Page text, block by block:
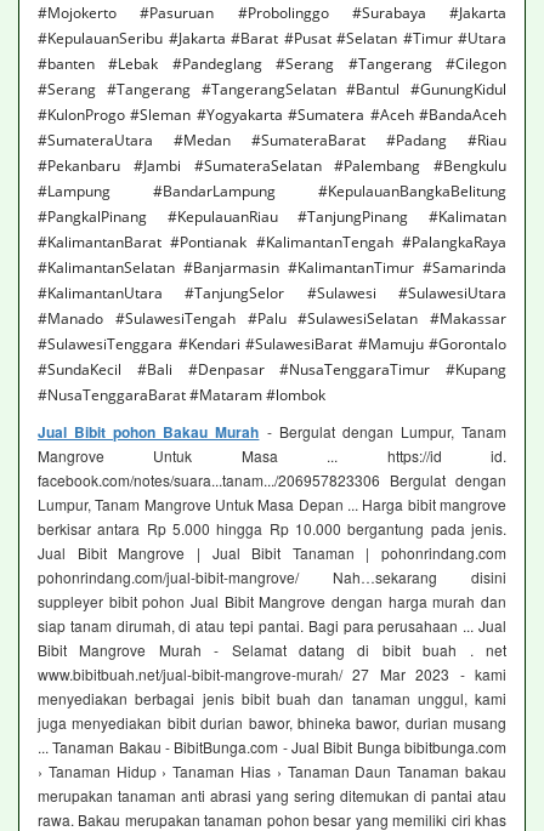
#Mojokerto #Pasuruan #Probolinggo #Surabaya #Jakarta
#KepulauanSeribu #Jakarta #Barat #Pusat #Selatan #Timur #Utara
#banten #Lebak #Pandeglang #Serang #Tangerang #Cilegon
#Serang #Tangerang #TangerangSelatan #Bantul #GunungKidul
#KulonProgo #Sleman #Yogyakarta #Sumatera #Aceh #BandaAceh
#SumateraUtara #Medan #SumateraBarat #Padang #Riau
#Pekanbaru #Jambi #SumateraSelatan #Palembang #Bengkulu
#Lampung #BandarLampung #KepulauanBangkaBelitung
#PangkalPinang #KepulauanRiau #TanjungPinang #Kalimatan
#KalimantanBarat #Pontianak #KalimantanTengah #PalangkaRaya
#KalimantanSelatan #Banjarmasin #KalimantanTimur #Samarinda
#KalimantanUtara #TanjungSelor #Sulawesi #SulawesiUtara
#Manado #SulawesiTengah #Palu #SulawesiSelatan #Makassar
#SulawesiTenggara #Kendari #SulawesiBarat #Mamuju #Gorontalo
#SundaKecil #Bali #Denpasar #NusaTenggaraTimur #Kupang
#NusaTenggaraBarat #Mataram #lombok
Jual Bibit pohon Bakau Murah - Bergulat dengan Lumpur, Tanam
Mangrove Untuk Masa ... https://id id.
facebook.com/notes/suara...tanam.../206957823306 Bergulat dengan
Lumpur, Tanam Mangrove Untuk Masa Depan ... Harga bibit mangrove
berkisar antara Rp 5.000 hingga Rp 10.000 bergantung pada jenis.
Jual Bibit Mangrove | Jual Bibit Tanaman | pohonrindang.com
pohonrindang.com/jual-bibit-mangrove/ Nah…sekarang disini
suppleyer bibit pohon Jual Bibit Mangrove dengan harga murah dan
siap tanam dirumah, di atau tepi pantai. Bagi para perusahaan ... Jual
Bibit Mangrove Murah - Selamat datang di bibit buah . net
www.bibitbuah.net/jual-bibit-mangrove-murah/ 27 Mar 2023 - kami
menyediakan berbagai jenis bibit buah dan tanaman unggul, kami
juga menyediakan bibit durian bawor, bhineka bawor, durian musang
... Tanaman Bakau - BibitBunga.com - Jual Bibit Bunga bibitbunga.com
› Tanaman Hidup › Tanaman Hias › Tanaman Daun Tanaman bakau
merupakan tanaman anti abrasi yang sering ditemukan di pantai atau
rawa. Bakau merupakan tanaman pohon besar yang memiliki ciri khas